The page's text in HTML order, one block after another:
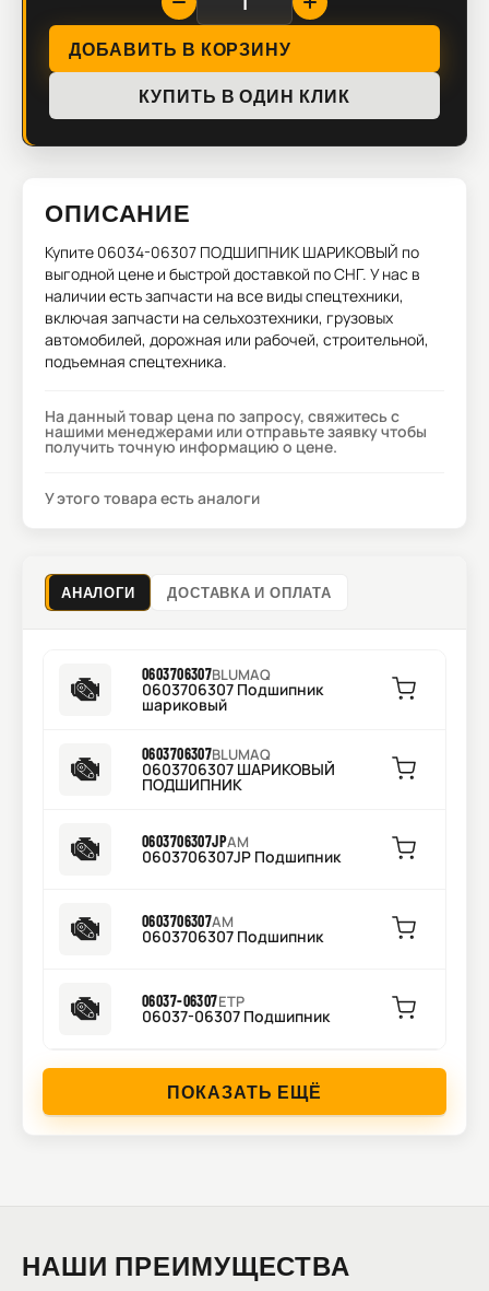
ДОБАВИТЬ В КОРЗИНУ
КУПИТЬ В ОДИН КЛИК
ОПИСАНИЕ
Купите 06034-06307 ПОДШИПНИК ШАРИКОВЫЙ по
выгодной цене и быстрой доставкой по СНГ. У нас в
наличии есть запчасти на все виды спецтехники,
включая запчасти на сельхозтехники, грузовых
автомобилей, дорожная или рабочей, строительной,
подъемная спецтехника.
На данный товар цена по запросу, свяжитесь с
нашими менеджерами или отправьте заявку чтобы
получить точную информацию о цене.
У этого товара есть аналоги
АНАЛОГИ ДОСТАВКА И ОПЛАТА
0603706307BLUMAQ
0603706307 Подшипник
шариковый
0603706307BLUMAQ
0603706307 ШАРИКОВЫЙ
ПОДШИПНИК
0603706307JPAM
0603706307JP Подшипник
0603706307AM
0603706307 Подшипник
06037-06307ETP
06037-06307 Подшипник
ПОКАЗАТЬ ЕЩЁ
НАШИ ПРЕИМУЩЕСТВА